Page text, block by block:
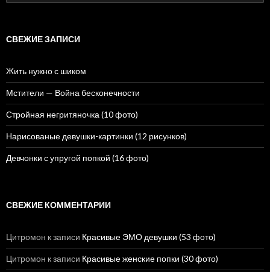
а
и
СВЕЖИЕ ЗАПИСИ
Жить нужно с шиком
Мстители — Война бесконечности
Стройная негритяночка (10 фото)
Нарисованые девушки-картинки (12 рисунков)
Девчонки с упругой попкой (16 фото)
СВЕЖИЕ КОММЕНТАРИИ
Цитромон к записи Красивые ЭМО девушки (53 фото)
Цитромон к записи Красивые женские попки (30 фото)